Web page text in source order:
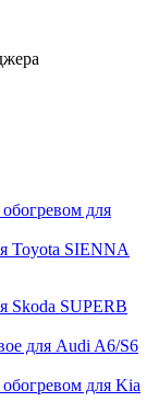
для
Toyota SIENNA
Skoda SUPERB
для Audi A6/S6
для Kia